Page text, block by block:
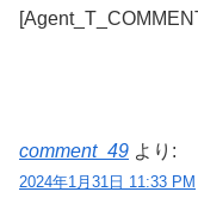
comment_49 より:
2024年1月31日 11:33 PM